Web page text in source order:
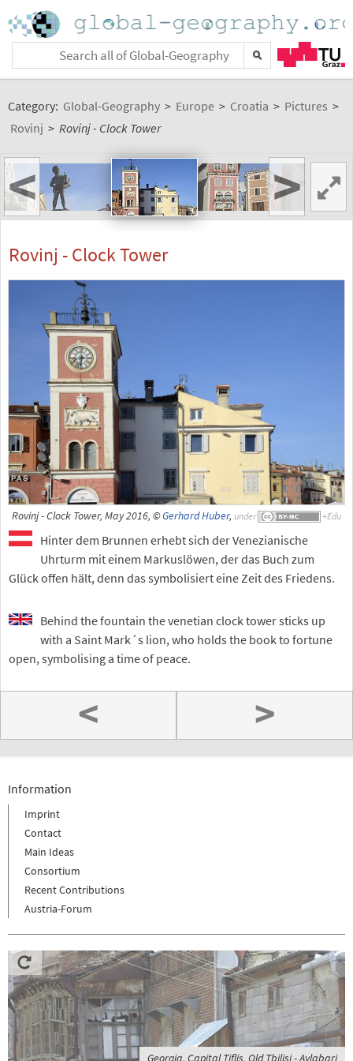
Category: Global-Geography > Europe > Croatia > Pictures >
Rovinj > Rovinj - Clock Tower
< >
Rovinj - Clock Tower
Rovinj - Clock Tower, May 2016, ©Gerhard Huber, under
Hinter dem Brunnen erhebt sich der Venezianische
Uhrturm mit einem Markuslöwen, der das Buch zum
Glück offen hält, denn das symbolisiert eine Zeit des Friedens.
Behind the fountain the venetian clock tower sticks up
with a Saint Mark´s lion, who holds the book to fortune
open, symbolising a time of peace.
< >
Information
Imprint
Contact
Main Ideas
Consortium
Recent Contributions
Austria-Forum
Georgia, Capital Tiflis, Old Tbilisi - Avlabari